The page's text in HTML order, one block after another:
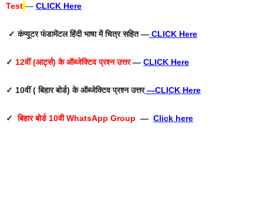
Test — CLICK Here
✓ कंप्यूटर फंडामेंटल हिंदी भाषा में चित्र सहित — CLICK Here
✓ 12वीं (आर्ट्स) के ऑब्जेक्टिव प्रश्न उत्तर— CLICK Here
✓ 10वीं ( बिहार बोर्ड) के ऑब्जेक्टिव प्रश्न उत्तर—CLICK Here
✓बिहार बोर्ड 10वी WhatsApp Group — Click here